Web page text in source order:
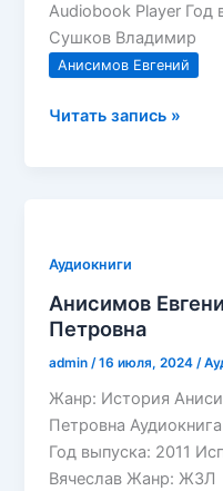
Audiobook Player Год
Сушков Владимир
Анисимов Евгений
Анисимов
престоле
Читать запись »
Аудиокниги
Анисимов
Петровна
admin /16 июля, 2024 /
Жанр: История
Петровна
Год выпуска: 2011
Вячеслав Жанр: ЖЗЛ